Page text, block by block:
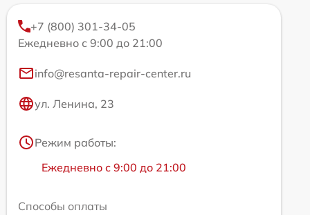
+7 (800) 301-34-05
Ежедневно с 9:00 до 21:00
info@resanta-repair-center.ru
ул. Ленина, 23
Режим работы:
Ежедневно с 9:00 до 21:00
Способы оплаты